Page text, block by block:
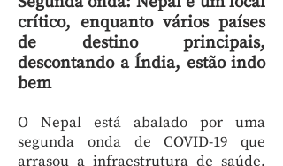
crítico, enquanto vários países
de destino principais,
descontando a Índia, estão indo
bem
O Nepal está abalado por uma
segunda onda de COVID-19 que
arrasou a infraestrutura de saúde.